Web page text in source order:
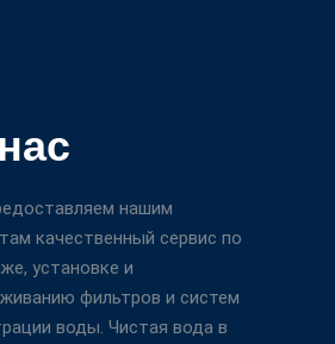
нашим
качественный сервис по
установке и
фильтров и систем
воды. Чистая вода в